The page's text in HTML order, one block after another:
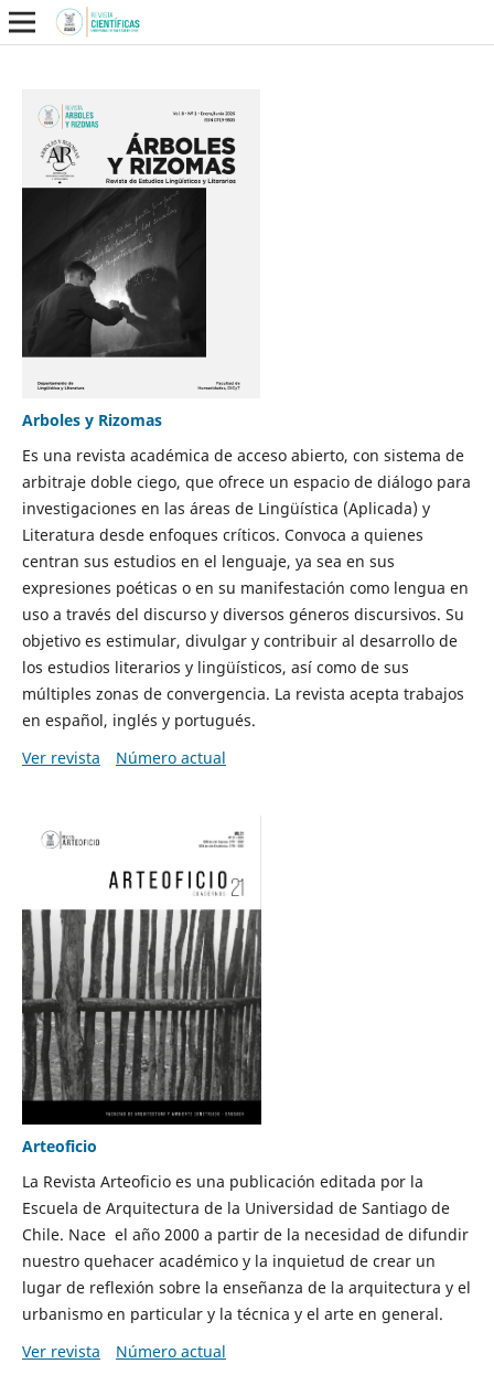
Arboles y Rizomas
Es una revista académica de acceso abierto, con sistema de
arbitraje doble ciego, que ofrece un espacio de diálogo para
investigaciones en las áreas de Lingüística (Aplicada) y
Literatura desde enfoques críticos. Convoca a quienes
centran sus estudios en el lenguaje, ya sea en sus
expresiones poéticas o en su manifestación como lengua en
uso a través del discurso y diversos géneros discursivos. Su
objetivo es estimular, divulgar y contribuir al desarrollo de
los estudios literarios y lingüísticos, así como de sus
múltiples zonas de convergencia. La revista acepta trabajos
en español, inglés y portugués.
Ver revista
Número actual
Arteoficio
La Revista Arteoficio es una publicación editada por la
Escuela de Arquitectura de la Universidad de Santiago de
Chile. Nace el año 2000 a partir de la necesidad de difundir
nuestro quehacer académico y la inquietud de crear un
lugar de reflexión sobre la enseñanza de la arquitectura y el
urbanismo en particular y la técnica y el arte en general.
Ver revista
Número actual